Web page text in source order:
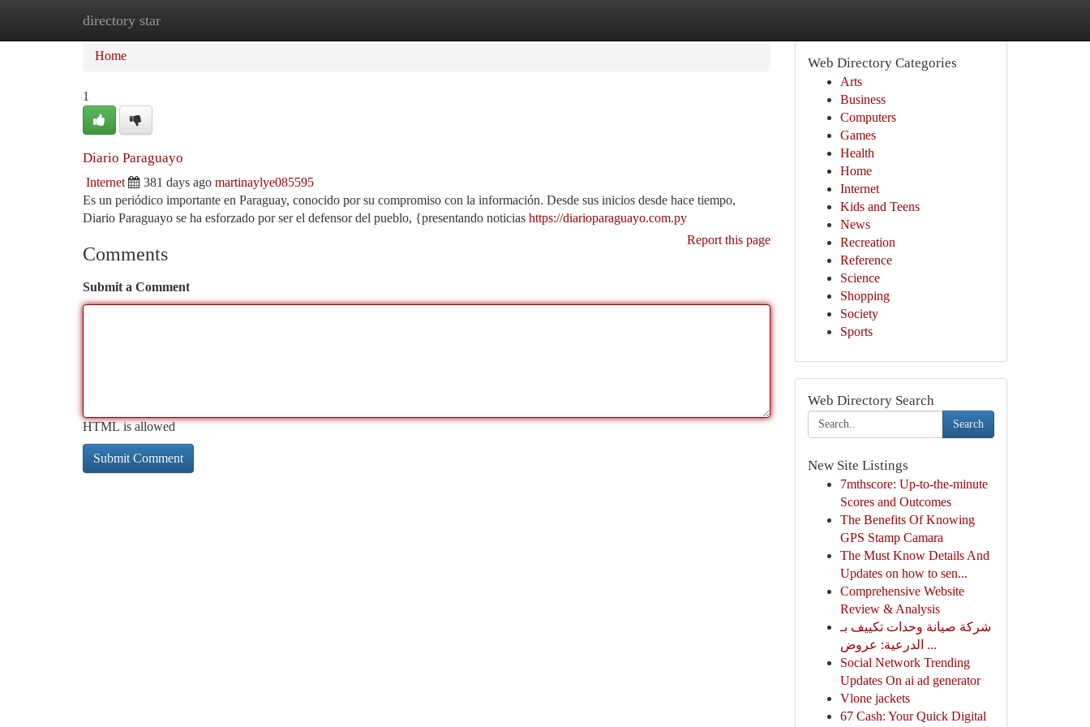
directory star
Home
Home
1
Diario Paraguayo
Internet 381 days ago martinaylye085595
Es un periódico importante en Paraguay, conocido por su compromiso con la información. Desde sus inicios desde hace tiempo,
Diario Paraguayo se ha esforzado por ser el defensor del pueblo, {presentando noticias https://diarioparaguayo.com.py
Report this page
Comments
Submit a Comment
HTML is allowed
Web Directory Categories
Arts
Business
Computers
Games
Health
Home
Internet
Kids and Teens
News
Recreation
Reference
Science
Shopping
Society
Sports
Web Directory Search
Search
New Site Listings
7mthscore: Up-to-the-minute
Scores and Outcomes
The Benefits Of Knowing
GPS Stamp Camara
The Must Know Details And
Updates on how to sen...
Comprehensive Website
Review & Analysis
شركة صيانة وحدات تكييف بـ
الدرعية: عروض ...
Social Network Trending
Updates On ai ad generator
Vlone jackets
67 Cash: Your Quick Digital